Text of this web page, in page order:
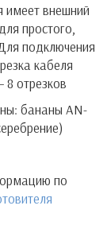
имеет внешний
простого,
подключения
кабеля
8 отрезков
бананы AN-
по